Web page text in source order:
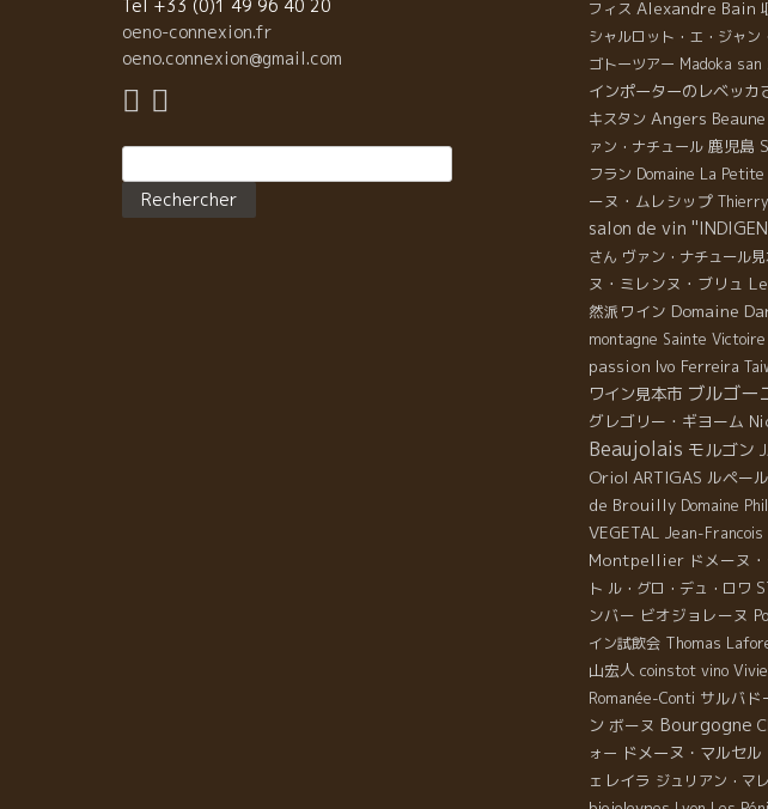
Tel +33 (0)1 49 96 40 20
oeno-connexion.fr
oeno.connexion@gmail.com
フィス Alexandre Bain
シャルロット・エ・ジャン
ゴトーツアー Madoka san
インポーターのレベッカ
キスタン Angers Beaune
ァン・ナチュール 鹿児島
フラン Domaine La
ーヌ・ムレシップ
salon de vin
さん ヴァン・ナチュール
ヌ・ミレンヌ・ブリュ
然派ワイン Domaine
montagne Sainte Victoire
passion Ivo Ferreira
ワイン見本市 ブルゴー
グレゴリー・ギヨーム
Beaujolais モルゴン
Oriol ARTIGAS ルペー
de Brouilly Domaine
VEGETAL Jean-Francois
Montpellier ドメーヌ
ト ル・グロ・デュ・ロワ
ンバー ビオジョレーヌ
イン試飲会 Thomas
山宏人 coinstot vino
Romanée-Conti サルバド
ン ボーヌ Bourgogne
ォー ドメーヌ・マルセ
ェレイラ ジュリアン・マ